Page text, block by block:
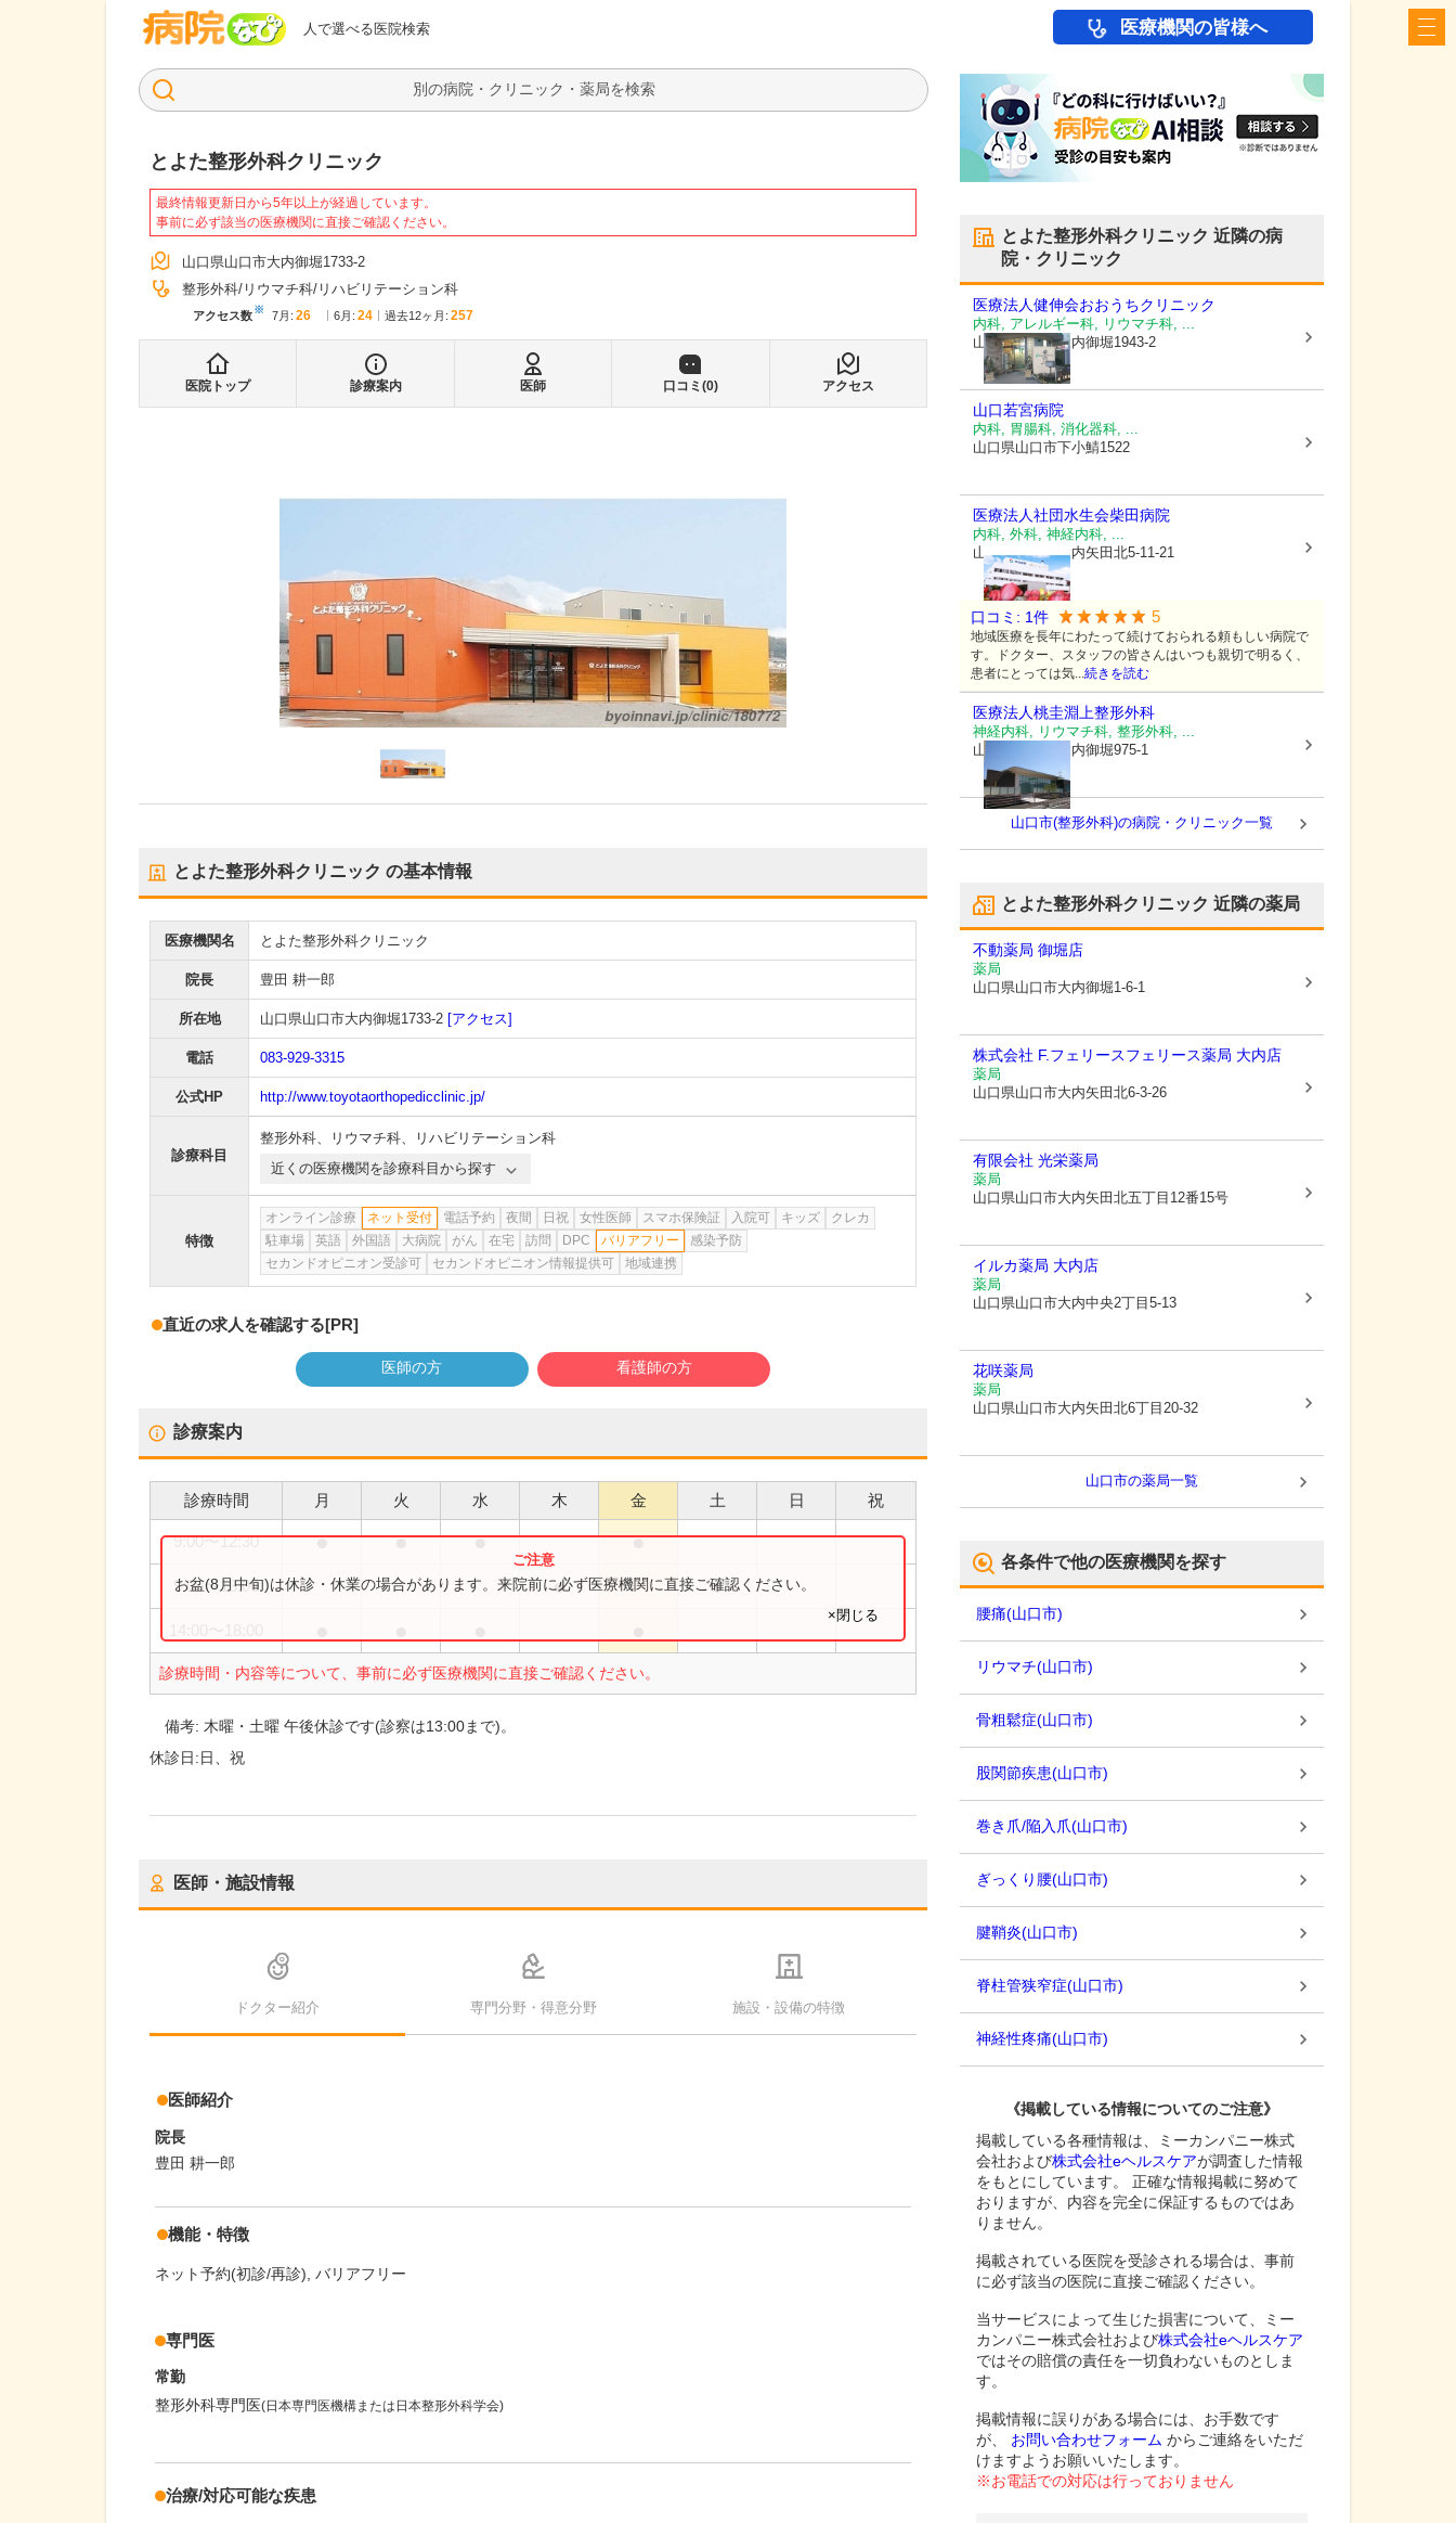
人で選べる医院検索
病院なび 医療機関の皆様へ
検索
とよた整形外科クリニック
最終情報更新日から5年以上が経過しています。
事前に必ず該当の医療機関に直接ご確認ください。
山口県山口市大内御堀1733-2
整形外科 リウマチ科 リハビリテーション科
アクセス数※ 7月 : 26 6月 : 24 過去12ヶ月: 257
医院トップ 診療案内 医師 口コミ(0) アクセス
とよた整形外科クリニック の基本情報
医療機関名 とよた整形外科クリニック
院長 豊田 耕一郎
所在地 山口県山口市大内御堀1733-2 [アクセス]
電話 083-929-3315
公式HP http://www.toyotaorthopedicclinic.jp/
診療科目
整形外科、 リウマチ科、
リハビリテーション科
近くの医療機関を診療科目から探す
特徴
オンライン診療 ネット受付 電話予約 夜間 日祝 女性医師 スマホ保険証 入院可 キッズ
クレカ
駐車場
英語 外国語 大病院 がん 在宅 訪問 DPC バリアフリー
感染予防
セカンドオピニオン受診可
セカンドオピニオン情報提供可 地域連携
直近の求人を確認する[PR]
医師の方 看護師の方
診療案内
診療時間 月 火 水 木 金 土 日 祝
9:00〜12:30 ● ● ● ●
9:00〜13:00 ● ●
診療時間・内容等について、事前に必ず医療機関に直接ご確認ください。
お盆(8月中旬)は休診・休業の場合があります。来院前に必ず医療機関に直接ご確認ください。
×閉じる
備考: 木曜・土曜 午後休診です(診察は13:00まで)。
休診日:日、祝
医師・施設情報
ドクター紹介 専門分野・得意分野 施設・設備の特徴
医師紹介
院長
豊田 耕一郎
機能・特徴
ネット予約(初診/再診) バリアフリー
専門医
常勤
整形外科専門医(日本専門医機構または日本整形外科学会)
治療/対応可能な疾患
とよた整形外科クリニック 近隣の病
院・クリニック
医療法人健伸会おおうちクリニック
内科, アレルギー科, リウマチ科, ...
山口県山口市大内御堀1943-2
山口若宮病院
内科, 胃腸科, 消化器科, ...
山口県山口市下小鯖1522
医療法人社団水生会柴田病院
内科, 外科, 神経内科, ...
山口県山口市大内矢田北5-11-21
口コミ: 1件 5
地域医療を長年にわたって続けておられる頼もしい病院で
す。ドクター、スタッフの皆さんはいつも親切で明るく、
患者にとっては気...続きを読む
医療法人桃圭淵上整形外科
神経内科, リウマチ科, 整形外科, ...
山口県山口市
大内御堀975-1
山口市(整形外科)の病院・クリニック一覧
とよた整形外科クリニック 近隣の薬局
不動薬局 御堀店
薬局
山口県山口市大内御堀1-6-1
株式会社 F.フェリース フェリース薬局 大内店
薬局
山口県山口市大内矢田北6-3-26
有限会社 光栄薬局
薬局
山口県山口市大内矢田北五丁目12番15号
イルカ薬局 大内店
薬局
山口県山口市大内中央2丁目5-13
花咲薬局
薬局
山口県山口市大内矢田北6丁目20-32
山口市の薬局一覧
各条件で他の医療機関を探す
腰痛(山口市)
リウマチ(山口市)
骨粗鬆症(山口市)
股関節疾患(山口市)
巻き爪/陥入爪(山口市)
ぎっくり腰(山口市)
腱鞘炎(山口市)
脊柱管狭窄症(山口市)
神経性疼痛(山口市)
《掲載している情報についてのご注意》
掲載している各種情報は、ミーカンパニー株式
会社および株式会社eヘルスケアが調査した情報
をもとにしています。 正確な情報掲載に努めて
おりますが、内容を完全に保証するものではあ
りません。
掲載されている医院を受診される場合は、事前
に必ず該当の医院に直接ご確認ください。
当サービスによって生じた損害について、ミー
カンパニー株式会社および株式会社eヘルスケア
ではその賠償の責任を一切負わないものとしま
す。
掲載情報に誤りがある場合には、お手数です
が、
お問い合わせフォーム からご連絡をいただ
けますようお願いいたします。
※お電話での対応は行っておりません